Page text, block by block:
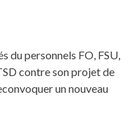
du personnels FO, FSU,
contre son projet de
un nouveau